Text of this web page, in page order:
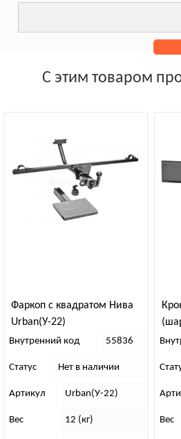
С этим товаром
Фаркоп с квадратом Нива
Urban(У-22)
Внутренний код 55836
Статус Нет в наличии
Артикул Urban(У-22)
Вес 12 (кг) Вес